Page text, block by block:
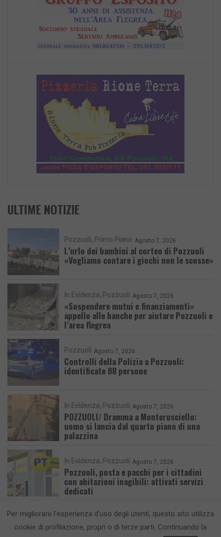
ULTIME NOTIZIE
Pozzuoli Primo Piano Agosto 7, 2026
L’urlo dei bambini al corteo di Pozzuoli
«Vogliamo contare i giochi non le scosse»
In Evidenza Pozzuoli Agosto 7, 2026
«Sospendere mutui e finanziamenti»
appello alle banche per aiutare Pozzuoli e
l’area flegrea
Pozzuoli Agosto 7, 2026
Controlli della Polizia a Pozzuoli:
identificate 88 persone
In Evidenza Pozzuoli Agosto 7, 2026
POZZUOLI/ Dramma a Monterusciello:
uomo si lancia dal quarto piano di una
palazzina
In Evidenza Pozzuoli Agosto 7, 2026
Pozzuoli, posta e pacchi per i cittadini
con abitazioni inagibili: attivati servizi
dedicati
Per migliorare l'esperienza d'uso degli utenti, questo sito utilizza
cookie di profilazione, propri o di terze parti. Continuando la